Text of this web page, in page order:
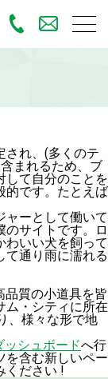
され、(多くのテ
まれるため、ブ
して自分のことを
的です。たとえば
ャーとして働いて
のサイトです。ロ
わいい犬を飼って
て通り雨に濡れる
品質の小道具を皆
ム・シティに所在
、様々な形で地
ッシュボードへ行
を含む新しいペー
ください !